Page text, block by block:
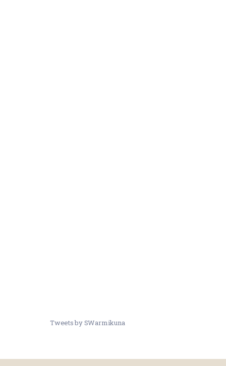
Tweets by SWarmikuna